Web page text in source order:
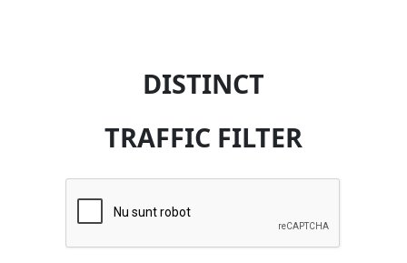
DISTINCT
TRAFFIC FILTER